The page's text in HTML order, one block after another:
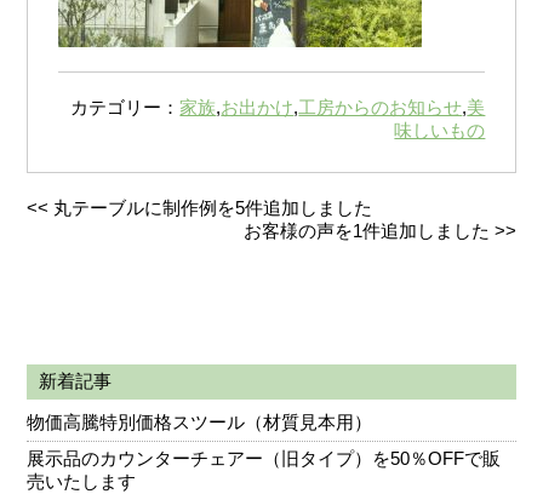
カテゴリー：家族,お出かけ,工房からのお知らせ,美
味しいもの
<< 丸テーブルに制作例を5件追加しました
お客様の声を1件追加しました >>
新着記事
物価高騰特別価格スツール（材質見本用）
展示品のカウンターチェアー（旧タイプ）を50％OFFで販
売いたします